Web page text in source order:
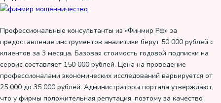
Профессиональные консультанты из «Финмир Рф» за
предоставление инструментов аналитики берут 50 000 рублей с
клиентов за 3 месяца. Базовая стоимость годовой подписки на
сервис составляет 150 000 рублей. Цена на проведение
профессионалами экономических исследований варьируется от
25 000 до 35 000 рублей. Администраторы портала утверждают,
что у фирмы положительная репутация, поэтому за качество